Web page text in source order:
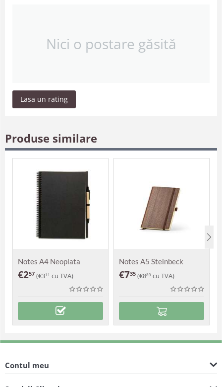
Nici o postare găsită
Lasa un rating
Produse similare
Notes A4 Neoplata
€257 (€311 cu TVA)
Notes A5 Steinbeck
€735 (€889 cu TVA)
Contul meu